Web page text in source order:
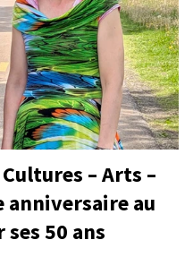
– Arts –
anniversaire au
50 ans